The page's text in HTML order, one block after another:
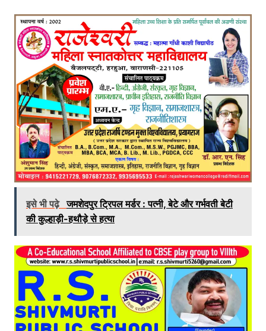
इसे भी पढ़े जमशेदपुर ट्रिपल मर्डर : पत्नी, बेटे और गर्भवती बेटी
की कुल्हाड़ी-हथौड़े से हत्या